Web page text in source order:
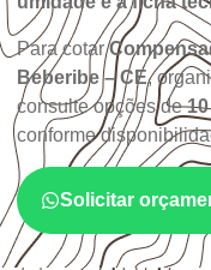
Para cotar
Beberibe – CE,
consulte opções de
conforme
Solicitar